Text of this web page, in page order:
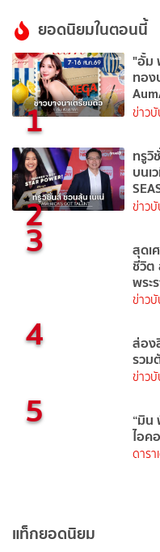
ยอดนิยมในตอนนี้
1
"อั้ม
ทอ
ข่าว
2
ทรูวิ
บนเ
ข่าว
3 สุดเ
ชีวิต
พระ
ข่าว
4 ส่อง
รวม
ข่าว
5 “มิ
ไอค
ดารา
แท็กยอดนิยม